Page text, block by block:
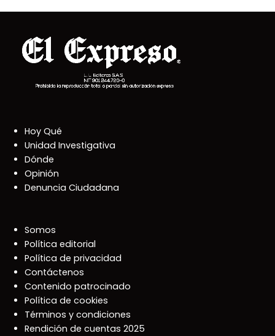
Hoy Qué
Unidad Investigativa
Dónde
Opinión
Denuncia Ciudadana
Somos
Política editorial
Política de privacidad
Contáctenos
Contenido patrocinado
Política de cookies
Términos y condiciones
Rendición de cuentas 2025